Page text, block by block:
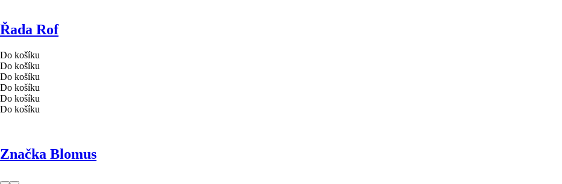
Řada Rof
Do košíku
Do košíku
Do košíku
Do košíku
Do košíku
Do košíku
Značka Blomus